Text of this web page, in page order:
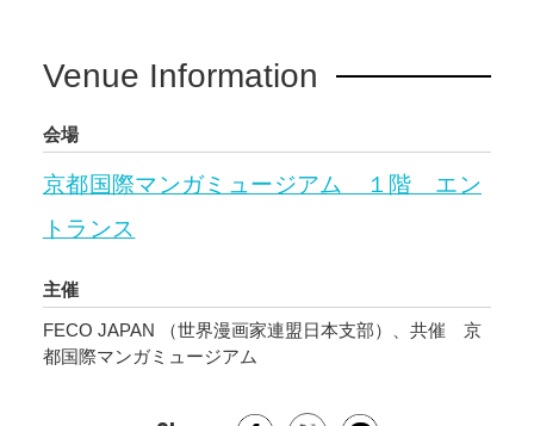
Venue Information
会場
京都国際マンガミュージアム １階 エン
トランス
主催
FECO JAPAN （世界漫画家連盟日本支部）、共催 京
都国際マンガミュージアム